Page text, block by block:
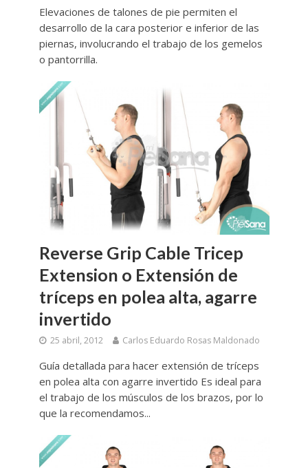
Elevaciones de talones de pie permiten el
desarrollo de la cara posterior e inferior de las
piernas, involucrando el trabajo de los gemelos
o pantorrilla.
Reverse Grip Cable Tricep
Extension o Extensión de
tríceps en polea alta, agarre
invertido
25 abril, 2012 Carlos Eduardo Rosas Maldonado
Guía detallada para hacer extensión de tríceps
en polea alta con agarre invertido Es ideal para
el trabajo de los músculos de los brazos, por lo
que la recomendamos...